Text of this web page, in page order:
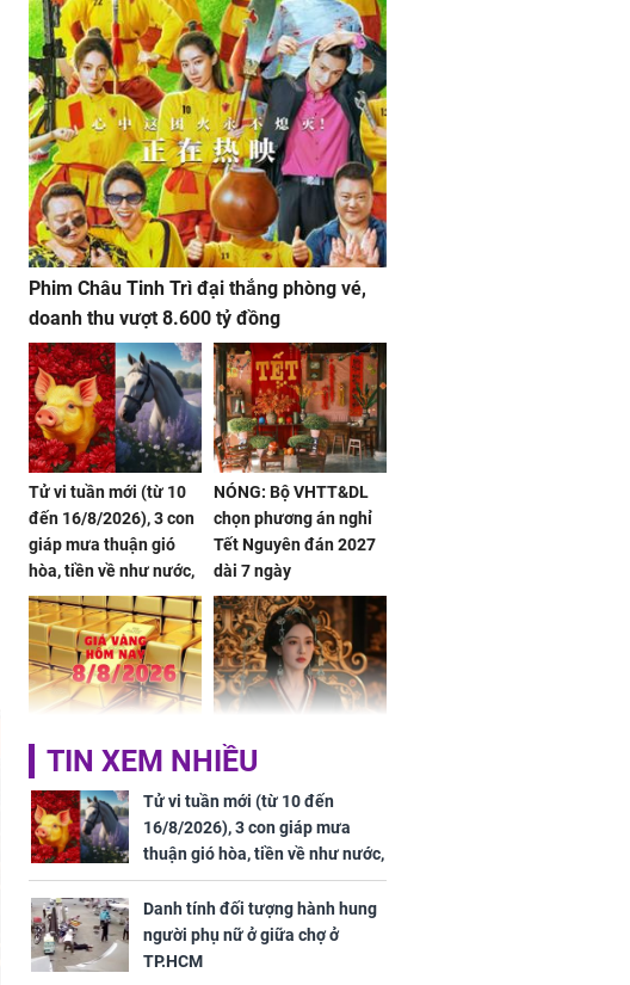
Phim Châu Tinh Trì đại thắng phòng vé,
doanh thu vượt 8.600 tỷ đồng
Tử vi tuần mới (từ 10
đến 16/8/2026), 3 con
giáp mưa thuận gió
hòa, tiền về như nước,
bạc vàng dư dả, Phú
Quý Vinh Hoa, vận
trình khai sáng
NÓNG: Bộ VHTT&DL
chọn phương án nghỉ
Tết Nguyên đán 2027
dài 7 ngày
Giá vàng hôm nay,
ngày 8/8/2026: Tăng
vọt lên 144 triệu
đồng/lượng
'Bách Hoa Sát' vừa kết
thúc, Mạnh Tử Nghĩa
đã vướng tranh luận
TIN XEM NHIỀU
Tử vi tuần mới (từ 10 đến
16/8/2026), 3 con giáp mưa
thuận gió hòa, tiền về như nước,
bạc vàng dư dả, Phú Quý Vinh
Hoa, vận trình khai sáng
Danh tính đối tượng hành hung
người phụ nữ ở giữa chợ ở
TP.HCM